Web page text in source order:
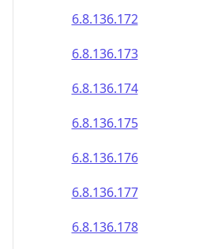
6.8.136.172
6.8.136.173
6.8.136.174
6.8.136.175
6.8.136.176
6.8.136.177
6.8.136.178